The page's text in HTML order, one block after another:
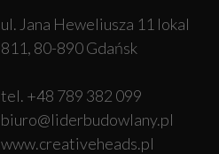
ul. Jana Heweliusza 11 lokal
811, 80-890 Gdańsk
tel. +48 789 382 099
biuro@liderbudowlany.pl
www.creativeheads.pl